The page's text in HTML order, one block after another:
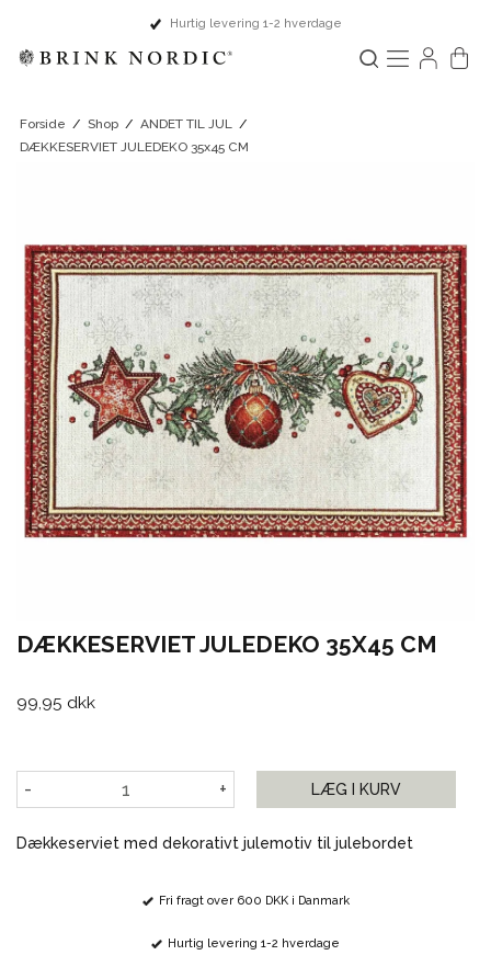
Hurtig levering 1-2 hverdage
Forside / Shop / ANDET TIL JUL /
DÆKKESERVIET JULEDEKO 35x45 CM
DÆKKESERVIET JULEDEKO 35X45 CM
99,95 dkk
- + LÆG I KURV
Dækkeserviet med dekorativt julemotiv til julebordet
Fri fragt over 600 DKK i Danmark
Hurtig levering 1-2 hverdage